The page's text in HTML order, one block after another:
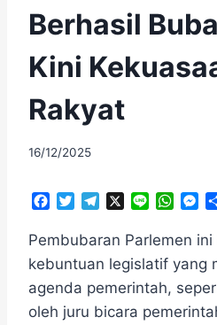
Berhasil
Kini
Rakyat
By
16/12/2025
c
b
o
o
i
t
e
r
l
g
r
a
n
W
a
s
A
p
M
s
e
n
g
​Pembubaran Parlemen
kebuntuan legislatif yang
agenda pemerintah,
oleh juru bicara